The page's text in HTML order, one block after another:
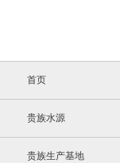
首页
贵族水源
贵族生产基地